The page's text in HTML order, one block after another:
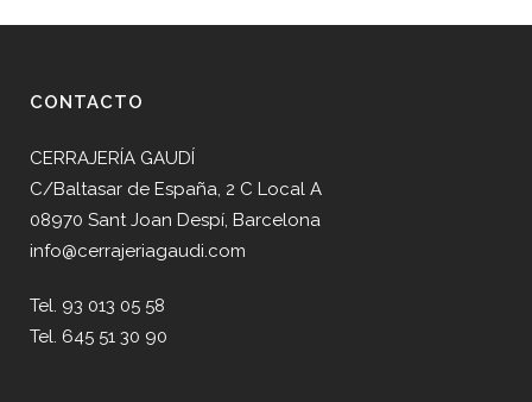
CONTACTO
CERRAJERÍA GAUDÍ
C/Baltasar de España, 2 C Local A
08970 Sant Joan Despí, Barcelona
info@cerrajeriagaudi.com
Tel. 93 013 05 58
Tel. 645 51 30 90